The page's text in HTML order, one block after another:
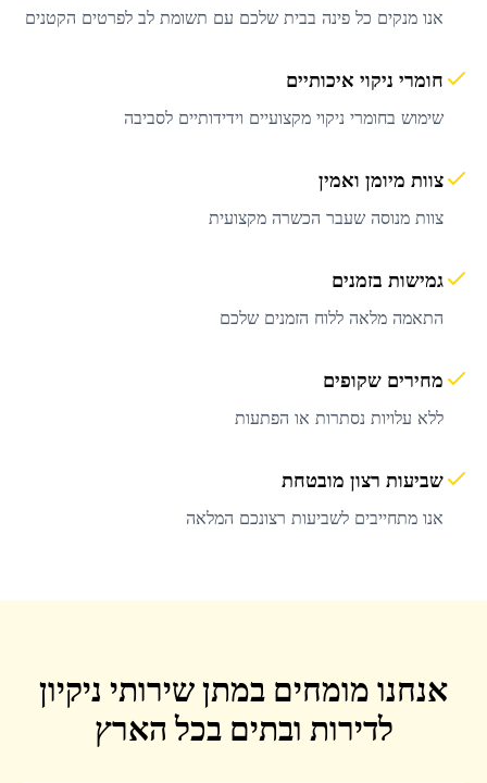
אנו מנקים כל פינה בבית שלכם עם תשומת לב לפרטים הקטנים
חומרי ניקוי איכותיים
שימוש בחומרי ניקוי מקצועיים וידידותיים לסביבה
צוות מיומן ואמין
צוות מנוסה שעבר הכשרה מקצועית
גמישות בזמנים
התאמה מלאה ללוח הזמנים שלכם
מחירים שקופים
ללא עלויות נסתרות או הפתעות
שביעות רצון מובטחת
אנו מתחייבים לשביעות רצונכם המלאה
אנחנו מומחים במתן שירותי ניקיון
לדירות ובתים בכל הארץ